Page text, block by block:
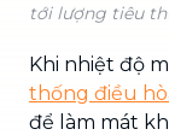
tới lượng tiêu
Khi nhiệt độ
thống điều
để làm mát